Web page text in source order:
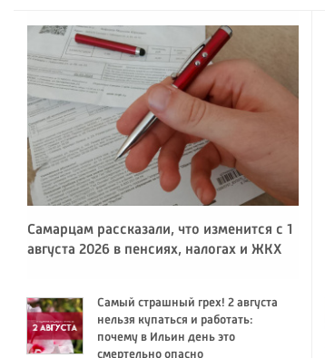
Самарцам рассказали, что изменится с 1
августа 2026 в пенсиях, налогах и ЖКХ
Самый страшный грех! 2 августа
нельзя купаться и работать:
почему в Ильин день это
смертельно опасно